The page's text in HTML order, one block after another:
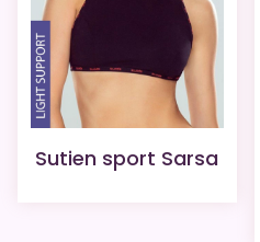
Sutien sport Sarsa